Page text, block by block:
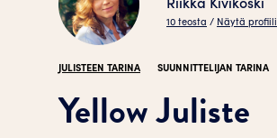
10 teosta / Näytä profiili
JULISTEEN TARINA SUUNNITTELIJAN TARINA
Yellow Juliste